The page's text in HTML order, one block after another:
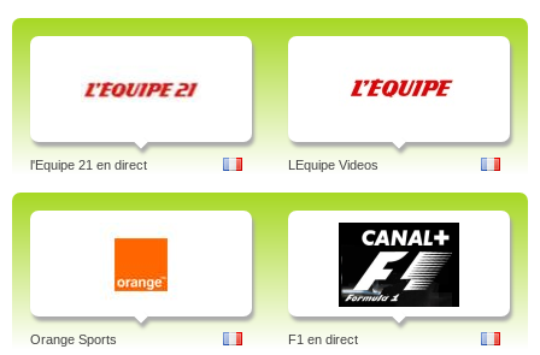
l'Equipe 21 en direct LEquipe Videos
Orange Sports F1 en direct